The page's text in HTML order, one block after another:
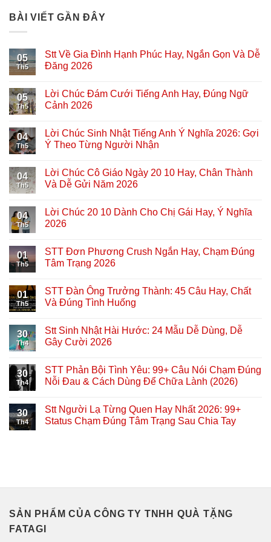
BÀI VIẾT GẦN ĐÂY
05
Th5
Stt Về Gia Đình Hạnh Phúc Hay, Ngắn Gọn Và Dễ
Đăng 2026
05
Th5
Lời Chúc Đám Cưới Tiếng Anh Hay, Đúng Ngữ
Cảnh 2026
04
Th5
Lời Chúc Sinh Nhật Tiếng Anh Ý Nghĩa 2026: Gợi
Ý Theo Từng Người Nhận
04
Th5
Lời Chúc Cô Giáo Ngày 20 10 Hay, Chân Thành
Và Dễ Gửi Năm 2026
04
Th5
Lời Chúc 20 10 Dành Cho Chị Gái Hay, Ý Nghĩa
2026
01
Th5
STT Đơn Phương Crush Ngắn Hay, Chạm Đúng
Tâm Trạng 2026
01
Th5
STT Đàn Ông Trưởng Thành: 45 Câu Hay, Chất
Và Đúng Tình Huống
30
Th4
Stt Sinh Nhật Hài Hước: 24 Mẫu Dễ Dùng, Dễ
Gây Cười 2026
30
Th4
STT Phản Bội Tình Yêu: 99+ Câu Nói Chạm Đúng
Nỗi Đau & Cách Dùng Để Chữa Lành (2026)
30
Th4
Stt Người Lạ Từng Quen Hay Nhất 2026: 99+
Status Chạm Đúng Tâm Trạng Sau Chia Tay
SẢN PHẨM CỦA CÔNG TY TNHH QUÀ TẶNG
FATAGI